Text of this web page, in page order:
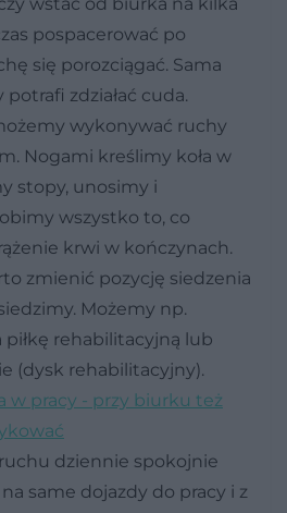
pospacerować po
się porozciągać. Sama
zdziałać cuda.
wykonywać ruchy
Nogami kreślimy koła w
stopy, unosimy i
wszystko to, co
krwi w kończynach.
zmienić pozycję siedzenia
Możemy np.
piłkę rehabilitacyjną lub
(dysk rehabilitacyjny).
w pracy - przy biurku też
dziennie spokojnie
same dojazdy do pracy i z